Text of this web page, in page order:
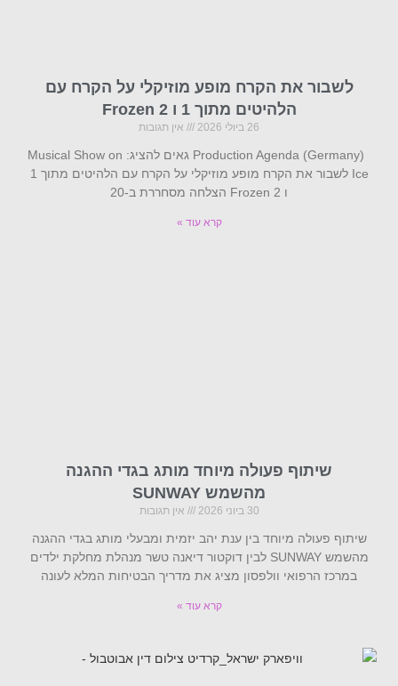
לשבור את הקרח מופע מוזיקלי על הקרח עם
הלהיטים מתוך 1 ו Frozen 2
26 ביולי 2026 אין תגובות
Production Agenda (Germany) גאים להציג: Musical Show on
Ice לשבור את הקרח מופע מוזיקלי על הקרח עם הלהיטים מתוך 1
ו Frozen 2 הצלחה מסחררת ב-20
קרא עוד »
שיתוף פעולה מיוחד מותג בגדי ההגנה
מהשמש SUNWAY
30 ביוני 2026 אין תגובות
שיתוף פעולה מיוחד בין ענת יהב יזמית ומבעלי מותג בגדי ההגנה
מהשמש SUNWAY לבין דוקטור דיאנה טשר מנהלת מחלקת ילדים
במרכז הרפואי וולפסון מציג את מדריך הבטיחות המלא לעונה
קרא עוד »